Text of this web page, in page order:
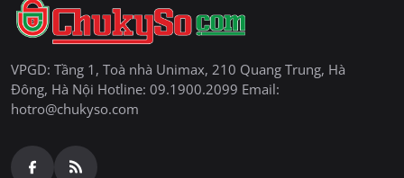
VPGD: Tầng 1, Toà nhà Unimax, 210 Quang Trung, Hà
Đông, Hà Nội Hotline: 09.1900.2099 Email:
hotro@chukyso.com